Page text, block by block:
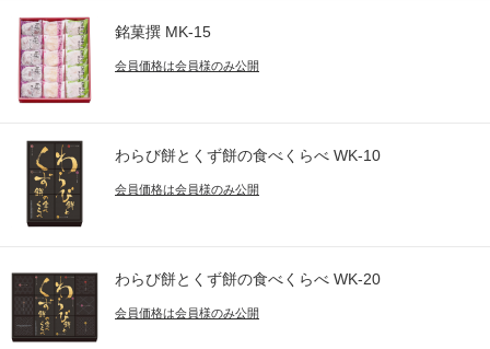
銘菓撰 MK-15
会員価格は会員様のみ公開
わらび餅とくず餅の食べくらべ WK-10
会員価格は会員様のみ公開
わらび餅とくず餅の食べくらべ WK-20
会員価格は会員様のみ公開